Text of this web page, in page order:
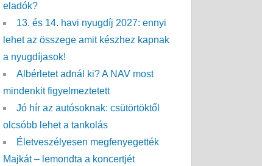
eladók?
13. és 14. havi nyugdíj 2027: ennyi
lehet az összege amit készhez kapnak
a nyugdíjasok!
Albérletet adnál ki? A NAV most
mindenkit figyelmeztetett
Jó hír az autósoknak: csütörtöktől
olcsóbb lehet a tankolás
Életveszélyesen megfenyegették
Majkát – lemondta a koncertjét